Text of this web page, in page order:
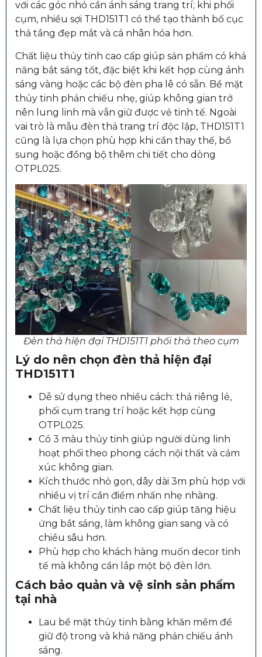
với các góc nhỏ cần ánh sáng trang trí; khi phối
cụm, nhiều sợi THD151T1 có thể tạo thành bố cục
thả tầng đẹp mắt và cá nhân hóa hơn.
Chất liệu thủy tinh cao cấp giúp sản phẩm có khả
năng bắt sáng tốt, đặc biệt khi kết hợp cùng ánh
sáng vàng hoặc các bộ đèn pha lê có sẵn. Bề mặt
thủy tinh phản chiếu nhẹ, giúp không gian trở
nên lung linh mà vẫn giữ được vẻ tinh tế. Ngoài
vai trò là mẫu đèn thả trang trí độc lập, THD151T1
cũng là lựa chọn phù hợp khi cần thay thế, bổ
sung hoặc đồng bộ thêm chi tiết cho dòng
OTPL025.
Đèn thả hiện đại THD151T1 phối thả theo cụm
Lý do nên chọn đèn thả hiện đại
THD151T1
Dễ sử dụng theo nhiều cách: thả riêng lẻ,
phối cụm trang trí hoặc kết hợp cùng
OTPL025.
Có 3 màu thủy tinh giúp người dùng linh
hoạt phối theo phong cách nội thất và cảm
xúc không gian.
Kích thước nhỏ gọn, dây dài 3m phù hợp với
nhiều vị trí cần điểm nhấn nhẹ nhàng.
Chất liệu thủy tinh cao cấp giúp tăng hiệu
ứng bắt sáng, làm không gian sang và có
chiều sâu hơn.
Phù hợp cho khách hàng muốn decor tinh
tế mà không cần lắp một bộ đèn lớn.
Cách bảo quản và vệ sinh sản phẩm
tại nhà
Lau bề mặt thủy tinh bằng khăn mềm để
giữ độ trong và khả năng phản chiếu ánh
sáng.